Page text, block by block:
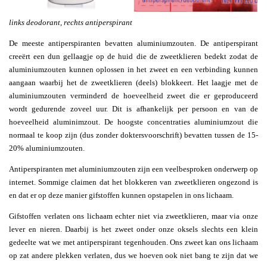
links deodorant, rechts antiperspirant
De meeste antiperspiranten bevatten aluminiumzouten. De antiperspirant
creeërt een dun gellaagje op de huid die de zweetklieren bedekt zodat de
aluminiumzouten kunnen oplossen in het zweet en een verbinding kunnen
aangaan waarbij het de zweetklieren (deels) blokkeert. Het laagje met de
aluminiumzouten verminderd de hoeveelheid zweet die er geproduceerd
wordt gedurende zoveel uur. Dit is afhankelijk per persoon en van de
hoeveelheid aluminimzout. De hoogste concentraties aluminiumzout die
normaal te koop zijn (dus zonder doktersvoorschrift) bevatten tussen de 15-
20% aluminiumzouten.
Antiperspiranten met aluminiumzouten zijn een veelbesproken onderwerp op
internet. Sommige claimen dat het blokkeren van zweetklieren ongezond is
en dat er op deze manier gifstoffen kunnen opstapelen in ons lichaam.
Gifstoffen verlaten ons lichaam echter niet via zweetklieren, maar via onze
lever en nieren. Daarbij is het zweet onder onze oksels slechts een klein
gedeelte wat we met antiperspirant tegenhouden. Ons zweet kan ons lichaam
op zat andere plekken verlaten, dus we hoeven ook niet bang te zijn dat we